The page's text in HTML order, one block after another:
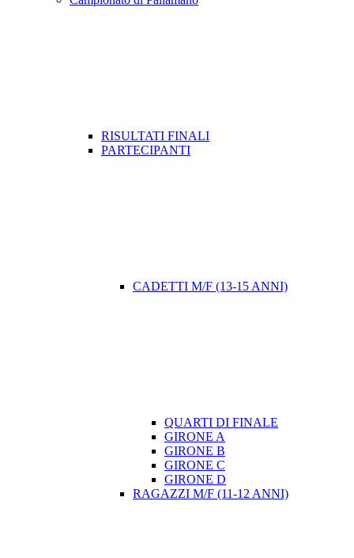
RISULTATI FINALI
PARTECIPANTI
CADETTI M/F (13-15 ANNI)
QUARTI DI FINALE
GIRONE A
GIRONE B
GIRONE C
GIRONE D
RAGAZZI M/F (11-12 ANNI)